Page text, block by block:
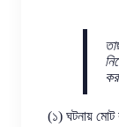
(১) ঘটনায়